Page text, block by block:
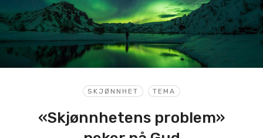
SKJØNNHET TEMA
«Skjønnhetens problem»